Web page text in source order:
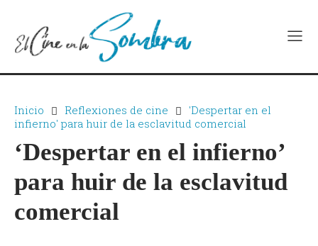
Inicio Reflexiones de cine
'Despertar en el
infierno' para huir de la esclavitud comercial
‘Despertar en el infierno’
para huir de la esclavitud
comercial